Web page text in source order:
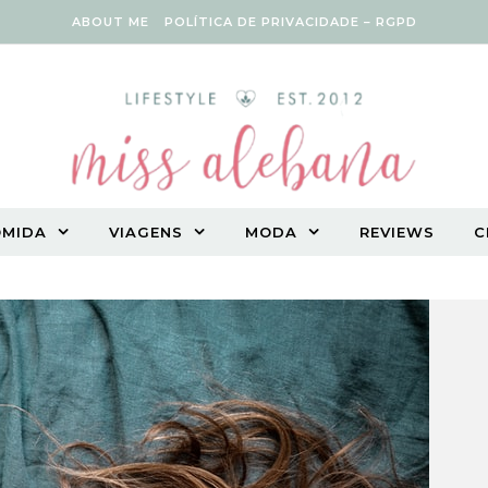
ABOUT ME POLÍTICA DE PRIVACIDADE – RGPD
VIAGENS MODA REVIEWS